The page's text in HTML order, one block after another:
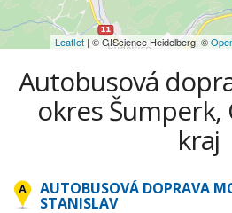
Leaflet | © GIScience Heidelberg, ©
Autobusová
okres Šumperk,
kraj
AUTOBUSOVÁ DOPRAVA
STANISLAV